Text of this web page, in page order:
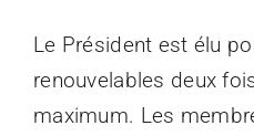
Le Président est élu
renouvelables deux
maximum. Les